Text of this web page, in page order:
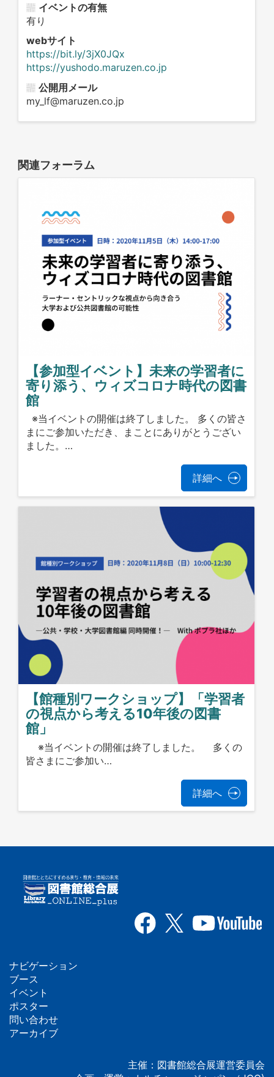
イベントの有無
有り
webサイト
https://bit.ly/3jX0JQx
https://yushodo.maruzen.co.jp
公開用メール
my_lf@maruzen.co.jp
関連フォーラム
【参加型イベント】未来の学習者に
寄り添う、ウィズコロナ時代の図書
館
※当イベントの開催は終了しました。 多くの皆さ
まにご参加いただき、まことにありがとうござい
ました。…
詳細へ
【館種別ワークショップ】「学習者
の視点から考える10年後の図書
館」
※当イベントの開催は終了しました。 多くの
皆さまにご参加い…
詳細へ
フ
ッ
タ
ナビゲーション
ブース
イベント
ポスター
問い合わせ
アーカイブ
主催：図書館総合展運営委員会